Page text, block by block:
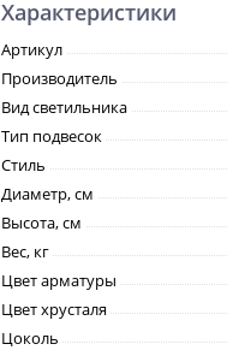
Характеристики
Артикул
Производитель
Вид светильника
Тип подвесок
Стиль
Диаметр, см
Высота, см
Вес, кг
Цвет арматуры
Цвет хрусталя
Цоколь